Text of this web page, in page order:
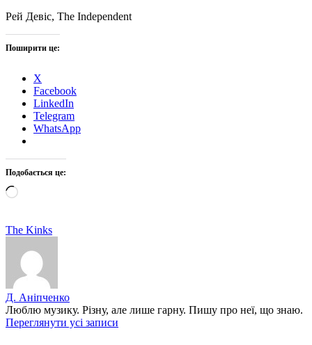
Рей Девіс, The Independent
Поширити це:
X
Facebook
LinkedIn
Telegram
WhatsApp
Подобається це:
Завантаження…
Позначки:
The Kinks
Д. Аніпченко
Люблю музику. Різну, але лише гарну. Пишу про неї, що знаю.
Переглянути усі записи